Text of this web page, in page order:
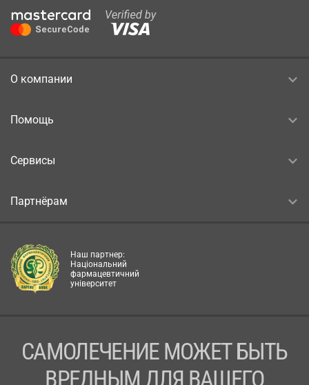
О компании
Помощь
Сервисы
Партнёрам
Наш партнер:
Національний
фармацевтичний
університет
САМОЛЕЧЕНИЕ МОЖЕТ БЫТЬ
ВРЕДНЫМ ДЛЯ ВАШЕГО